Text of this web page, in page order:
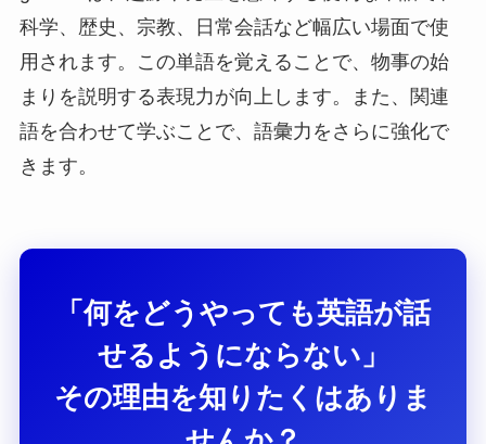
科学、歴史、宗教、日常会話など幅広い場面で使
用されます。この単語を覚えることで、物事の始
まりを説明する表現力が向上します。また、関連
語を合わせて学ぶことで、語彙力をさらに強化で
きます。
「何をどうやっても英語が話
せるようにならない」
その理由を知りたくはありま